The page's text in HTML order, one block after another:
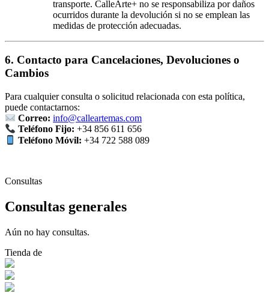
transporte. CalleArte+ no se responsabiliza por daños
ocurridos durante la devolución si no se emplean las
medidas de protección adecuadas.
6. Contacto para Cancelaciones, Devoluciones o
Cambios
Para cualquier consulta o solicitud relacionada con esta política,
puede contactarnos:
Correo: info@calleartemas.com
Teléfono Fijo: +34 856 611 656
Teléfono Móvil: +34 722 588 089
Consultas
Consultas generales
Aún no hay consultas.
Tienda de